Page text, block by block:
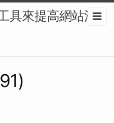
具來提高網站流